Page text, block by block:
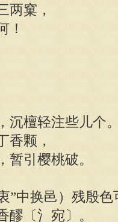
两窠，
！
沉檀轻注些儿个
香颗，
暂引樱桃破。
”中换邑）残殷色
醪〔氵宛〕。